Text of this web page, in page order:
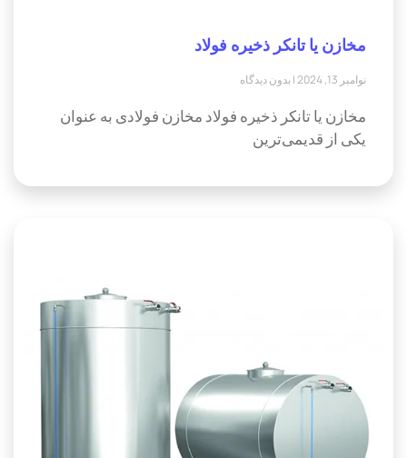
مخازن یا تانکر ذخیره فولاد
نوامبر 13, 2024 بدون دیدگاه
مخازن یا تانکر ذخیره فولاد مخازن فولادی به عنوان
یکی از قدیمی‌ترین